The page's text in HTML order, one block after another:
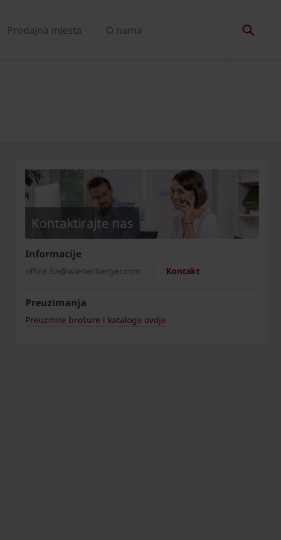
Prodajna mjesta O nama
Kontaktirajte nas
Informacije
Kontakt
office.ba@wienerberger.com
Preuzimanja
Preuzmite brošure i kataloge ovdje